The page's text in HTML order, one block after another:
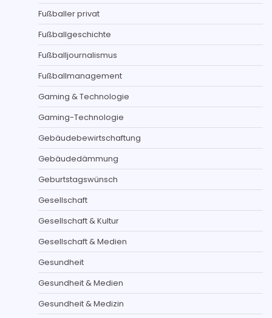
Fußballer privat
Fußballgeschichte
Fußballjournalismus
Fußballmanagement
Gaming & Technologie
Gaming-Technologie
Gebäudebewirtschaftung
Gebäudedämmung
Geburtstagswünsch
Gesellschaft
Gesellschaft & Kultur
Gesellschaft & Medien
Gesundheit
Gesundheit & Medien
Gesundheit & Medizin